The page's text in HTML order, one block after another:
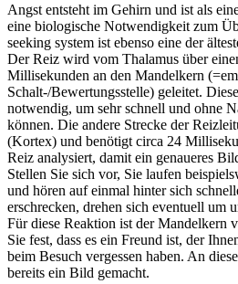
Angst entsteht im Gehirn und ist als
eine biologische Notwendigkeit zum
seeking system ist ebenso eine der
Der Reiz wird vom Thalamus über eine
Millisekunden an den Mandelkern
Schalt-/Bewertungsstelle) geleitet.
notwendig, um sehr schnell und ohne
können. Die andere Strecke der
(Kortex) und benötigt circa 24
Reiz analysiert, damit ein genaueres
Stellen Sie sich vor, Sie laufen
und hören auf einmal hinter sich
erschrecken, drehen sich eventuell um
Für diese Reaktion ist der Mandelkern
Sie fest, dass es ein Freund ist, derIh
beim Besuch vergessen haben. An
bereits ein Bild gemacht.